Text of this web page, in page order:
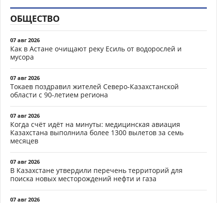
ОБЩЕСТВО
07 авг 2026
Как в Астане очищают реку Есиль от водорослей и
мусора
07 авг 2026
Токаев поздравил жителей Северо-Казахстанской
области с 90-летием региона
07 авг 2026
Когда счёт идёт на минуты: медицинская авиация
Казахстана выполнила более 1300 вылетов за семь
месяцев
07 авг 2026
В Казахстане утвердили перечень территорий для
поиска новых месторождений нефти и газа
07 авг 2026